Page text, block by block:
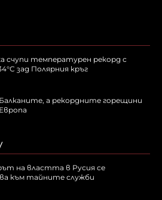
счупи температурен рекорд с
зад Полярния кръг
а рекордните горещини
на властта в Русия се
към тайните служби